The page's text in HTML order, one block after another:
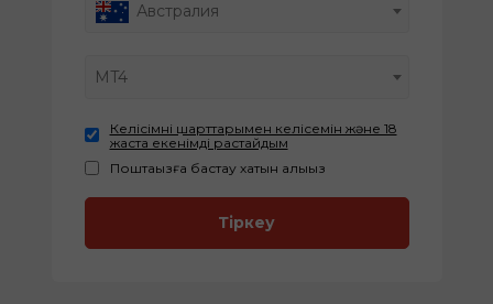
Австралия
MT4
Келісімнің шарттарымен келісемін және 18
жаста екенімді растайдым
Поштаңызға бастау хатын алыңыз